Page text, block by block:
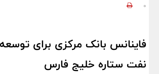
0
فاینانس بانک مرکزی برای
نفت ستاره خلیج فارس